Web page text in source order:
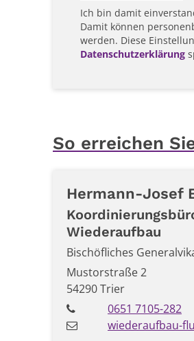
Ich bin damit
Damit können
werden. Diese
Datenschutzerklärung
So erreichen
Hermann-Josef
Wiederaufbau
Bischöfliches
Mustorstraße 2
54290Trier
0651 7105-282
wiederaufbau-